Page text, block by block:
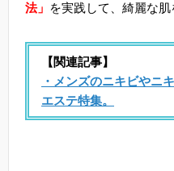
法」 を実践して、綺麗な
【関連記事】
・メンズのニキビやニ
エステ特集。